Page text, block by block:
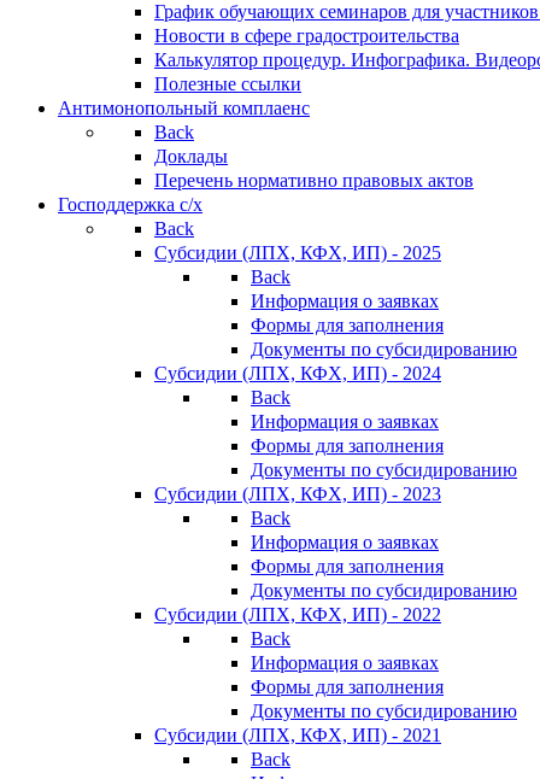
График обучающих семинаров для участников
Новости в сфере градостроительства
Калькулятор процедур. Инфографика.
Полезные ссылки
Антимонопольный комплаенс
Back
Доклады
Перечень нормативно правовых актов
Господдержка с/х
Back
Субсидии (ЛПХ, КФХ, ИП) - 2025
Back
Информация о заявках
Формы для заполнения
Документы по субсидированию
Субсидии (ЛПХ, КФХ, ИП) - 2024
Back
Информация о заявках
Формы для заполнения
Документы по субсидированию
Субсидии (ЛПХ, КФХ, ИП) - 2023
Back
Информация о заявках
Формы для заполнения
Документы по субсидированию
Субсидии (ЛПХ, КФХ, ИП) - 2022
Back
Информация о заявках
Формы для заполнения
Документы по субсидированию
Субсидии (ЛПХ, КФХ, ИП) - 2021
Back